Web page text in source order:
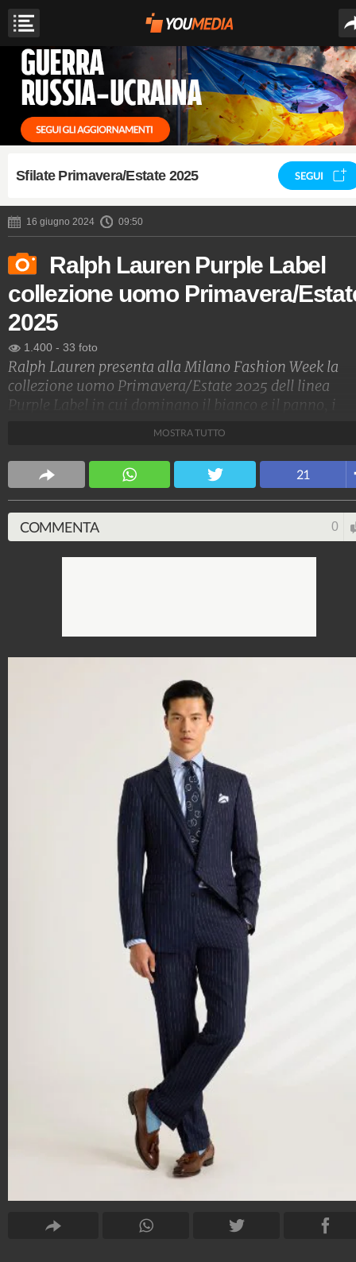
Sfilate Primavera/Estate 2025 SEGUI
16 giugno 2024 09:50
Ralph Lauren Purple Label
collezione uomo Primavera/
2025
1.400 - 33 foto
Ralph Lauren presenta alla Milano Fashion Week la
collezione uomo Primavera/Estate 2025 dell linea
Purple Label in cui dominano il bianco e il panno, i
Stile e trend
MOSTRA TUTTO
21
COMMENTA 0